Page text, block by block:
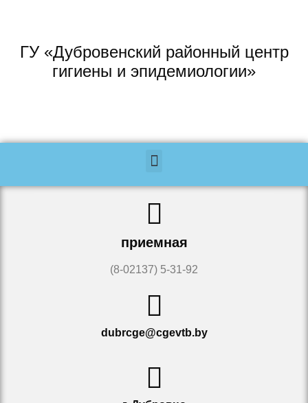
ГУ «Дубровенский районный центр
гигиены и эпидемиологии»
приемная
(8-02137) 5-31-92
dubrcge@cgevtb.by